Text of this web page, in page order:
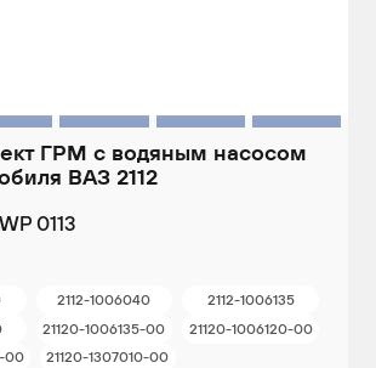
ГРМ с водяным насосом
ВАЗ 2112
0113
2112-1006040
2112-1006135
21120-1006135-00
21120-1006120-00
00
21120-1307010-00